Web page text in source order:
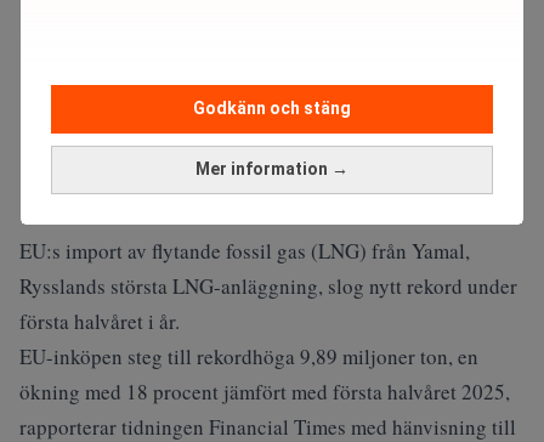
Mer information →
Godkänn och stäng
EU:s import av flytande fossil gas (LNG) från Yamal,
Rysslands största LNG-anläggning, slog nytt rekord under
första halvåret i år.
EU-inköpen steg till rekordhöga 9,89 miljoner ton, en
ökning med 18 procent jämfört med första halvåret 2025,
rapporterar tidningen Financial Times med hänvisning till